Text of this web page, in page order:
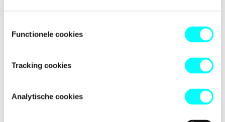
Functionele cookies
Tracking cookies
Analytische cookies
-side exception has occurred while
browser consolefor